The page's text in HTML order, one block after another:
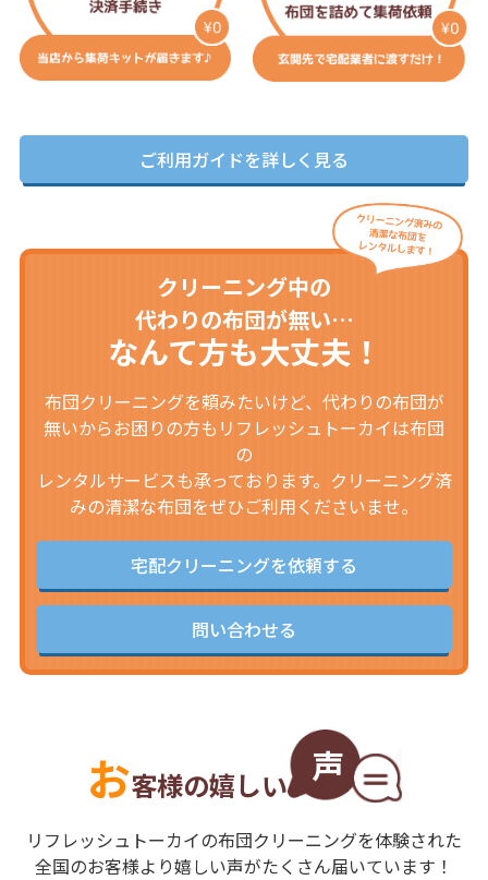
ご利用ガイドを詳しく見る
クリーニング中の
代わりの布団が無い…
なんて方も大丈夫！
布団クリーニングを頼みたいけど、代わりの布団が
無いからお困りの方もリフレッシュトーカイは布団
の
レンタルサービスも承っております。クリーニング済
みの清潔な布団をぜひご利用くださいませ。
宅配クリーニングを依頼する
問い合わせる
お客様の嬉しい 声
リフレッシュトーカイの布団クリーニングを体験された
全国のお客様より嬉しい声がたくさん届いています！